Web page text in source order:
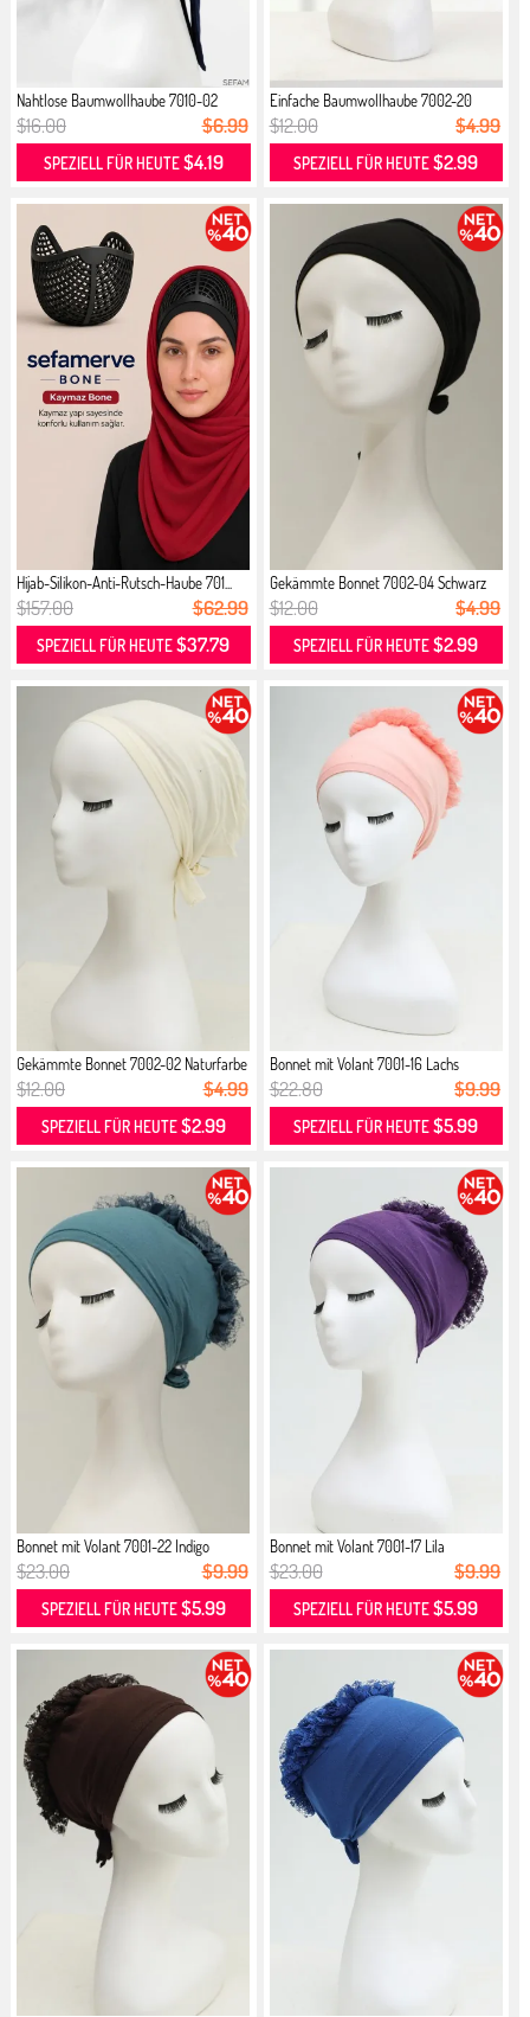
Nahtlose Baumwollhaube 7010-02
Mari...
$16.00 $6.99
SPEZIELL FÜR HEUTE$4.19
Einfache Baumwollhaube 7002-20
Flieder
$12.00 $4.99
SPEZIELL FÜR HEUTE$2.99
Hijab-Silikon-Anti-Rutsch-Haube 701...
$157.00 $62.99
SPEZIELL FÜR HEUTE$37.79
Gekämmte Bonnet 7002-04 Schwarz
$12.00 $4.99
SPEZIELL FÜR HEUTE$2.99
Gekämmte Bonnet 7002-02 Naturfarbe
$12.00 $4.99
SPEZIELL FÜR HEUTE$2.99
Bonnet mit Volant 7001-16 Lachs
$22.80 $9.99
SPEZIELL FÜR HEUTE$5.99
Bonnet mit Volant 7001-22 Indigo
$23.00 $9.99
SPEZIELL FÜR HEUTE$5.99
Bonnet mit Volant 7001-17 Lila
$23.00 $9.99
SPEZIELL FÜR HEUTE$5.99